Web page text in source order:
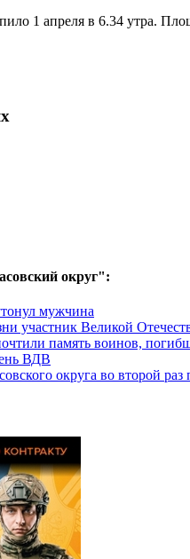
1 апреля в 6.34 утра.
округ":
мужчина
участник Великой
память воинов,
ВДВ
округа во второй